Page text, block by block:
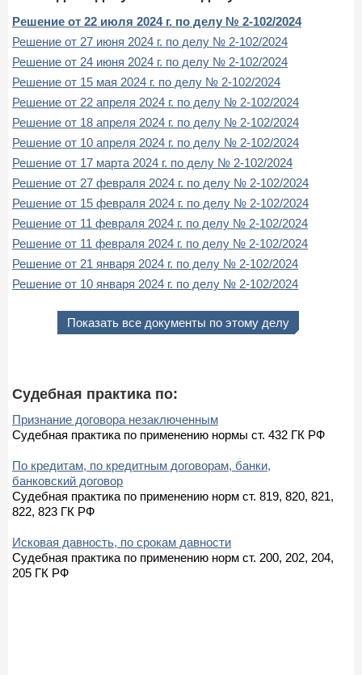
Решение от 22 июля 2024 г. по делу № 2-102/2024
Решение от 27 июня 2024 г. по делу № 2-102/2024
Решение от 24 июня 2024 г. по делу № 2-102/2024
Решение от 15 мая 2024 г. по делу № 2-102/2024
Решение от 22 апреля 2024 г. по делу № 2-102/2024
Решение от 18 апреля 2024 г. по делу № 2-102/2024
Решение от 10 апреля 2024 г. по делу № 2-102/2024
Решение от 17 марта 2024 г. по делу № 2-102/2024
Решение от 27 февраля 2024 г. по делу № 2-102/2024
Решение от 15 февраля 2024 г. по делу № 2-102/2024
Решение от 11 февраля 2024 г. по делу № 2-102/2024
Решение от 11 февраля 2024 г. по делу № 2-102/2024
Решение от 21 января 2024 г. по делу № 2-102/2024
Решение от 10 января 2024 г. по делу № 2-102/2024
Показать все документы по этому делу
Судебная практика по:
Признание договора незаключенным
Судебная практика по применению нормы ст. 432 ГК РФ
По кредитам, по кредитным договорам, банки,
банковский договор
Судебная практика по применению норм ст. 819, 820, 821,
822, 823 ГК РФ
Исковая давность, по срокам давности
Судебная практика по применению норм ст. 200, 202, 204,
205 ГК РФ